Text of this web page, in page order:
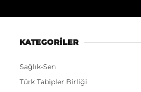
KATEGORİLER
Sağlık-Sen
Türk Tabipler Birliği